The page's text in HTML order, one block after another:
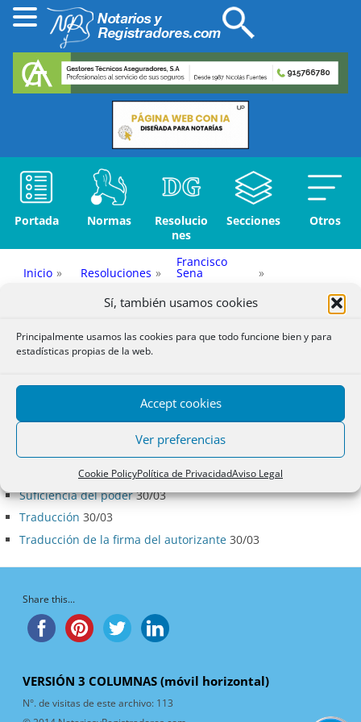
Sí, también usamos cookies
Principalmente usamos las cookies para que todo funcione bien y para
estadísticas propias de la web.
Accept cookies
Ver preferencias
Cookie PolicyPolítica de PrivacidadAviso Legal
Portada Normas
Resolucio
nes
Secciones Otros
Inicio » Resoluciones »
Francisco
Sena
»
» Documento Extranjero
Artículos de la Categoría
Aplicación de las normas de la Comunidad Europea a las
declaraciones de concurso procedentes de otro país
Legalización30/03
Suficiencia del poder30/03
Traducción 30/03
Traducción de la firma del autorizante 30/03
Share this...
VERSIÓN 3 COLUMNAS (móvil horizontal)
N°. de visitas de este archivo: 113